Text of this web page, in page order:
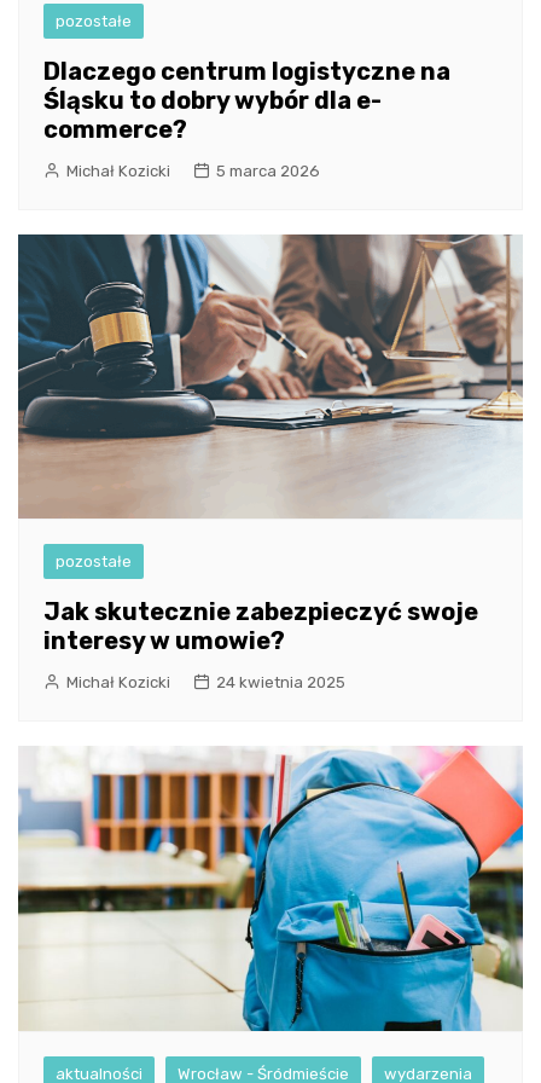
pozostałe
Dlaczego centrum logistyczne na
Śląsku to dobry wybór dla e-
commerce?
Michał Kozicki 5 marca 2026
pozostałe
Jak skutecznie zabezpieczyć swoje
interesy w umowie?
Michał Kozicki 24 kwietnia 2025
aktualności Wrocław - Śródmieście wydarzenia